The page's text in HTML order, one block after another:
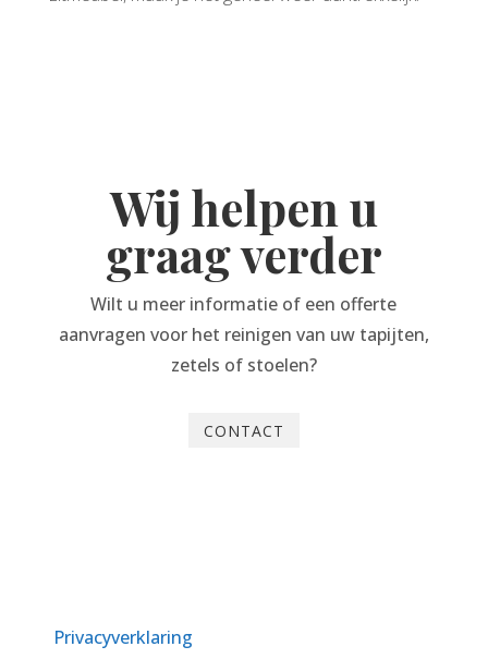
Wij helpen u
graag verder
Wilt u meer informatie of een offerte
aanvragen voor het reinigen van uw tapijten,
zetels of stoelen?
CONTACT
Privacyverklaring